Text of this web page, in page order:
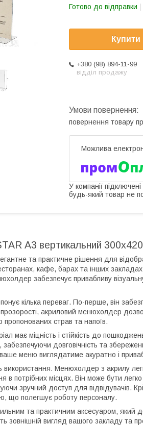
Готово до відправки
Купити
+380 (98) 894-11-99
відділ продажу
повернення товару
У компанії
будь-який товар не
А3 вертикальний 300х420
та практичне рішення для
кафе, барах та інших
забезпечує привабливу
кілька переваг. По-перше, він
акриловий менюхолдер
страв та напоїв.
має міцність і стійкість до
забезпечуючи довговічність та
меню виглядатиме акуратно і
використання. Менюхолдер з акрилу
в потрібних місцях. Він може бути
зручний доступ для відвідувачів.
що полегшує роботу персоналу.
та практичним аксесуаром, який
зовнішній вигляд вашого закладу та